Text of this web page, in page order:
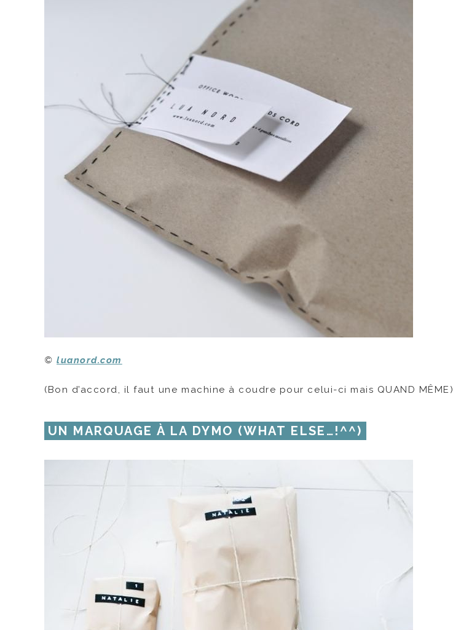
©luanord.com
(Bon d’accord, il faut une machine à coudre pour celui-ci mais QUAND MÊME)
UN MARQUAGE À LA DYMO (WHAT ELSE…!^^)